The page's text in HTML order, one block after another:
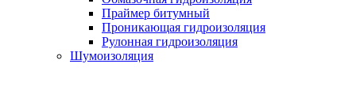
Праймер битумный
Проникающая гидроизоляция
Рулонная гидроизоляция
Шумоизоляция